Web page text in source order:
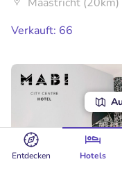
Entdecken Hotels
Verkauft: 66